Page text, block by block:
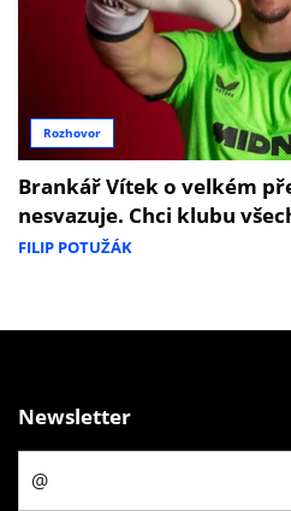
Rozhovor
Brankář Vítek o velkém
nesvazuje. Chci klubu
FILIP POTUŽÁK
Newsletter